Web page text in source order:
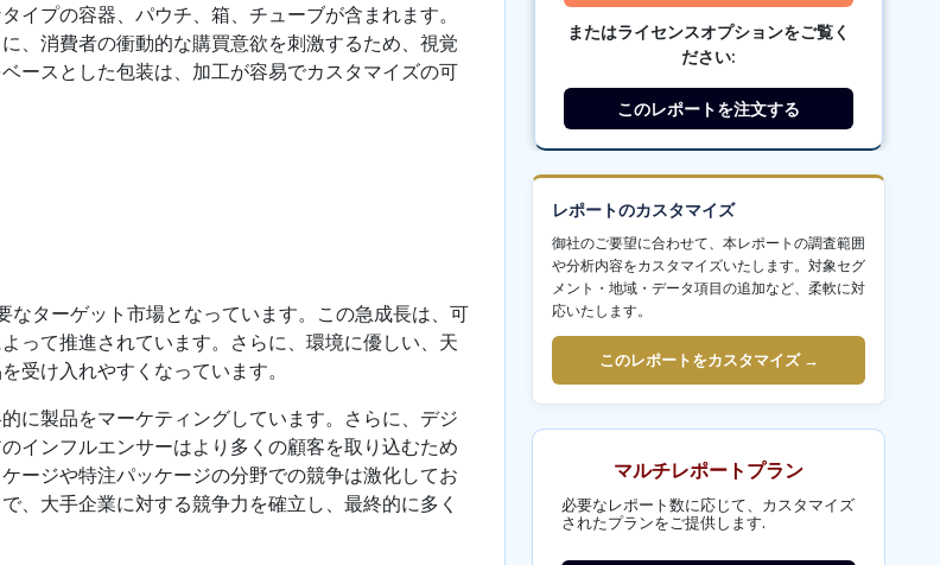
イプの容器、パウチ、箱、チューブが含まれます。
、消費者の衝動的な購買意欲を刺激するため、視覚
ースとした包装は、加工が容易でカスタマイズの可
なターゲット市場となっています。この急成長は、可
って推進されています。さらに、環境に優しい、天
受け入れやすくなっています。
に製品をマーケティングしています。さらに、デジ
インフルエンサーはより多くの顧客を取り込むため
ージや特注パッケージの分野での競争は激化してお
、大手企業に対する競争力を確立し、最終的に多く
またはライセンスオプションをご覧く
ださい:
このレポートを注文する
レポートのカスタマイズ
御社のご要望に合わせて、本レポートの調査範囲
や分析内容をカスタマイズいたします。対象セグ
メント・地域・データ項目の追加など、柔軟に対
応いたします。
このレポートをカスタマイズ →
マルチレポートプラン
必要なレポート数に応じて、カスタマイズ
されたプランをご提供します.